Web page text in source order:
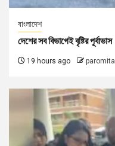
বাংলাদেশ
দেশের সব বিভাগেই বৃষ্টির পূর্বাভাস
19 hours ago paromita